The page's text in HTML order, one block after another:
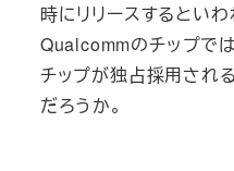
時にリリースするとい
Qualcommのチップで
チップが独占採用され
だろうか。